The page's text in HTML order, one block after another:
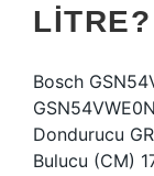
LITRE?
Bosch
Dondurucu
Bulucu (CM)